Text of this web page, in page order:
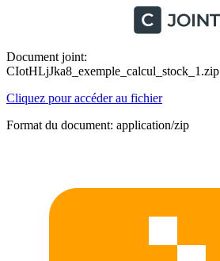
Document joint:
CIotHLjJka8_exemple_calcul_stock_1.zip
Cliquez pour accéder au fichier
Format du document: application/zip